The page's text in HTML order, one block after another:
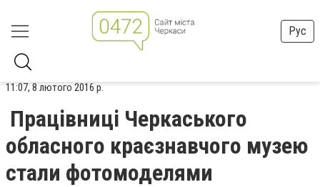
Рус
11:07, 8 лютого 2016 р.
Працівниці Черкаського
обласного краєзнавчого музею
стали фотомоделями